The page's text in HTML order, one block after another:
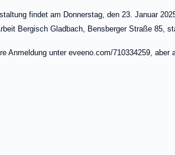
findet am Donnerstag, den 23. Januar
Bergisch Gladbach, Bensberger Straße 85,
Anmeldung unter eveeno.com/710334259,